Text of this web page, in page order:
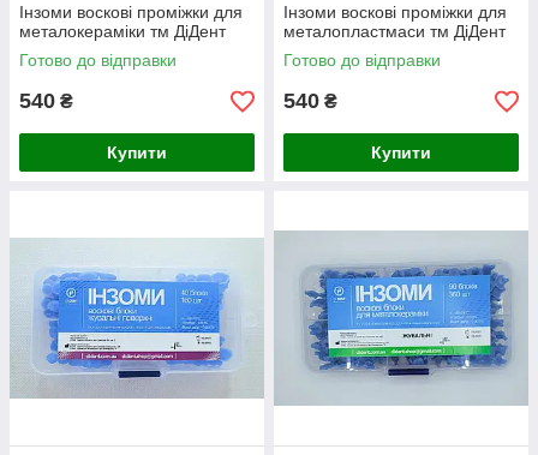
Інзоми воскові проміжки для
металокераміки тм ДіДент
Готово до відправки
540 ₴
Купити
Інзоми воскові проміжки для
металопластмаси тм ДіДент
Готово до відправки
540 ₴
Купити